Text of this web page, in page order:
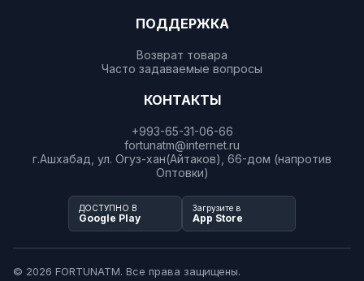
ПОДДЕРЖКА
Возврат товара
Часто задаваемые вопросы
КОНТАКТЫ
+993-65-31-06-66
fortunatm@internet.ru
г.Ашхабад, ул. Огуз-хан(Айтаков), 66-дом (напротив
Оптовки)
ДОСТУПНО В
Google Play
Загрузите в
App Store
© 2026 FORTUNATM. Все права защищены.